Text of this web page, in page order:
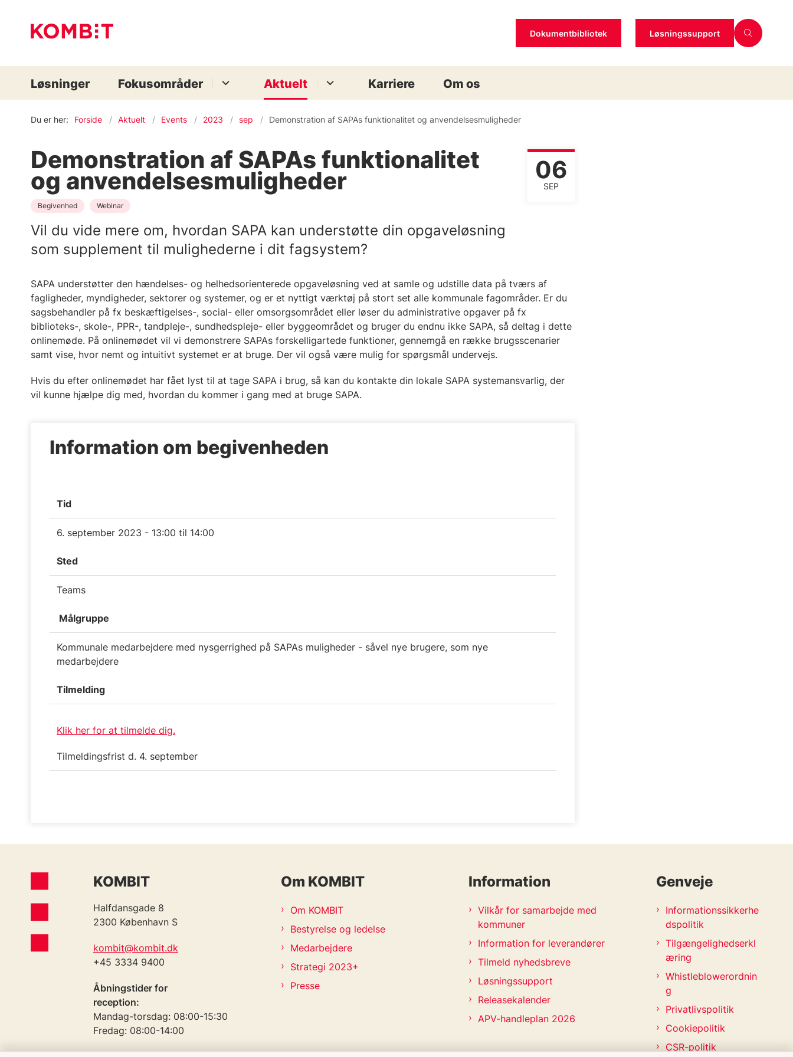
Dokumentbibliotek Løsningssupport
Løsninger Fokusområder Aktuelt Karriere Om os
Du er her: Forside Aktuelt Events 2023 sep Demonstration af SAPAs funktionalitet og anvendelsesmuligheder
Demonstration af SAPAs funktionalitet
og anvendelsesmuligheder 06
SEP
Begivenhed Webinar
Vil du vide mere om, hvordan SAPA kan understøtte din opgaveløsning
som supplement til mulighederne i dit fagsystem?
SAPA understøtter den hændelses- og helhedsorienterede opgaveløsning ved at samle og udstille data på tværs af
fagligheder, myndigheder, sektorer og systemer, og er et nyttigt værktøj på stort set alle kommunale fagområder. Er du
sagsbehandler på fx beskæftigelses-, social- eller omsorgsområdet eller løser du administrative opgaver på fx
biblioteks-, skole-, PPR-, tandpleje-, sundhedspleje- eller byggeområdet og bruger du endnu ikke SAPA, så deltag i dette
onlinemøde. På onlinemødet vil vi demonstrere SAPAs forskelligartede funktioner, gennemgå en række brugsscenarier
samt vise, hvor nemt og intuitivt systemet er at bruge. Der vil også være mulig for spørgsmål undervejs.
Hvis du efter onlinemødet har fået lyst til at tage SAPA i brug, så kan du kontakte din lokale SAPA systemansvarlig, der
vil kunne hjælpe dig med, hvordan du kommer i gang med at bruge SAPA.
Information om begivenheden
Tid
6. september 2023 - 13:00 til 14:00
Sted
Teams
Målgruppe
Kommunale medarbejdere med nysgerrighed på SAPAs muligheder - såvel nye brugere, som nye
medarbejdere
Tilmelding
Klik her for at tilmelde dig.
Tilmeldingsfrist d. 4. september
KOMBIT
Halfdansgade 8
2300 København S
kombit@kombit.dk
+45 3334 9400
Åbningstider for
reception:
Mandag-torsdag: 08:00-15:30
Fredag: 08:00-14:00
Om KOMBIT
Om KOMBIT
Bestyrelse og ledelse
Medarbejdere
Strategi 2023+
Presse
Information
Vilkår for samarbejde med
kommuner
Information for leverandører
Tilmeld nyhedsbreve
Løsningssupport
Releasekalender
APV-handleplan 2026
Genveje
Informationssikkerhe
dspolitik
Tilgængelighedserkl
æring
Whistleblowerordnin
g
Privatlivspolitik
Cookiepolitik
CSR-politik